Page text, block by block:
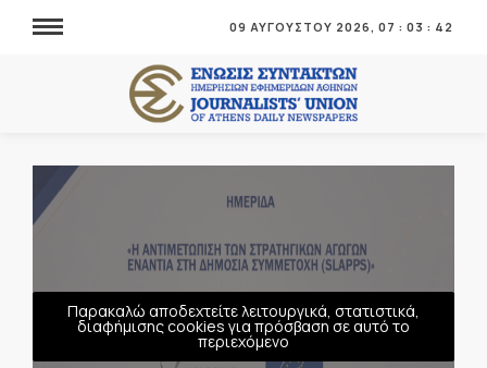
09 ΑΥΓΟΥΣΤΟΥ 2026, 07 : 03 : 43
Παρακαλώ αποδεχτείτε λειτουργικά, στατιστικά,
διαφήμισης cookies για πρόσβαση σε αυτό το
περιεχόμενο